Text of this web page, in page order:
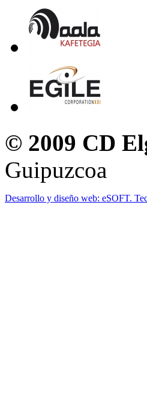
© 2009 CD
Guipuzcoa
Desarrollo y diseño web: eSOFT.